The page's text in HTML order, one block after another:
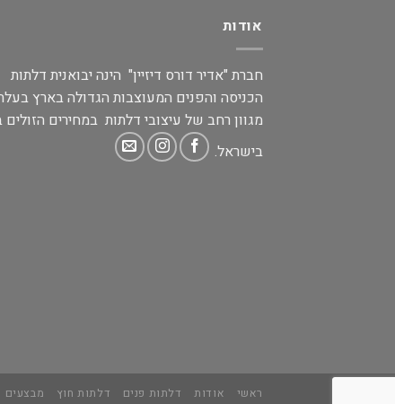
אודות
חברת "אדיר דורס דיזיין" הינה יבואנית דלתות
הכניסה והפנים המעוצבות הגדולה בארץ
מגוון רחב של עיצובי דלתות במחירים הזולים
בישראל.
ראשי אודות דלתות פנים דלתות חוץ מבצעים